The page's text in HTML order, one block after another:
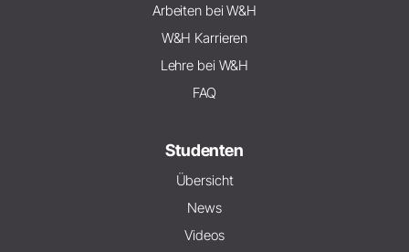
Arbeiten bei W&H
W&H Karrieren
Lehre bei W&H
FAQ
Studenten
Übersicht
News
Videos